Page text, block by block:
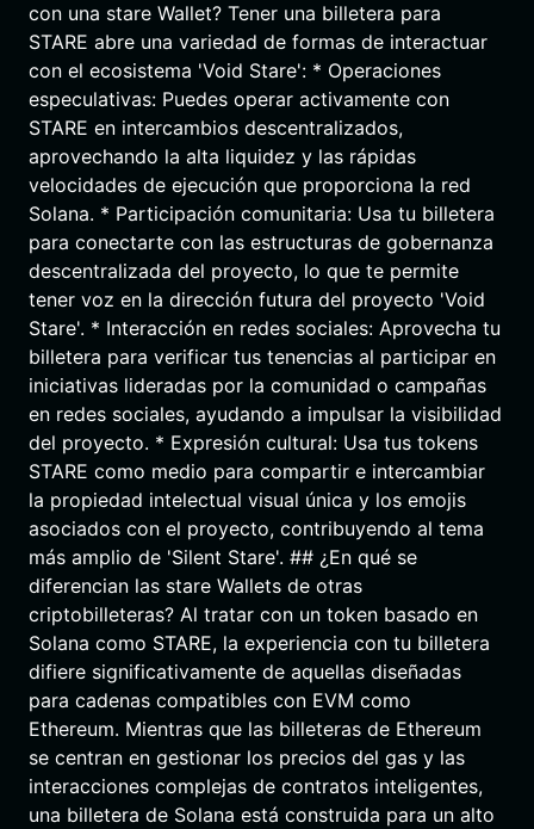
con una stare Wallet? Tener una billetera para
STARE abre una variedad de formas de interactuar
con el ecosistema 'Void Stare': * Operaciones
especulativas: Puedes operar activamente con
STARE en intercambios descentralizados,
aprovechando la alta liquidez y las rápidas
velocidades de ejecución que proporciona la red
Solana. * Participación comunitaria: Usa tu billetera
para conectarte con las estructuras de gobernanza
descentralizada del proyecto, lo que te permite
tener voz en la dirección futura del proyecto 'Void
Stare'. * Interacción en redes sociales: Aprovecha tu
billetera para verificar tus tenencias al participar en
iniciativas lideradas por la comunidad o campañas
en redes sociales, ayudando a impulsar la visibilidad
del proyecto. * Expresión cultural: Usa tus tokens
STARE como medio para compartir e intercambiar
la propiedad intelectual visual única y los emojis
asociados con el proyecto, contribuyendo al tema
más amplio de 'Silent Stare'. ## ¿En qué se
diferencian las stare Wallets de otras
criptobilleteras? Al tratar con un token basado en
Solana como STARE, la experiencia con tu billetera
difiere significativamente de aquellas diseñadas
para cadenas compatibles con EVM como
Ethereum. Mientras que las billeteras de Ethereum
se centran en gestionar los precios del gas y las
interacciones complejas de contratos inteligentes,
una billetera de Solana está construida para un alto